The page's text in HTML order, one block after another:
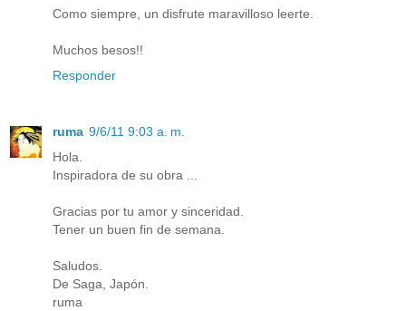
Como siempre, un disfrute maravilloso leerte.
Muchos besos!!
Responder
ruma 9/6/11 9:03 a. m.
Hola.
Inspiradora de su obra ...
Gracias por tu amor y sinceridad.
Tener un buen fin de semana.
Saludos.
De Saga, Japón.
ruma